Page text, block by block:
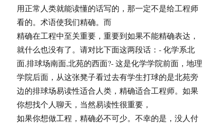
用正常人类就能读懂的话写的，那一定不是给工程师
看的。术语使我们精确。而
精确在工程中至关重要，重要到如果不能精确表达，
就什么也没有了。请对比下面这两段话：- 化学系北
面,排球场南面,北苑的西面?- 这是化学学院前面，地理
学院后面，从这张凳子看过去有学生打球的是北苑旁
边的排球场易读性适合人类，精确适合工程师。如果
你想找个人聊天，当然易读性很重要，
如果你想做工程，精确必不可少。不幸的是，没人付